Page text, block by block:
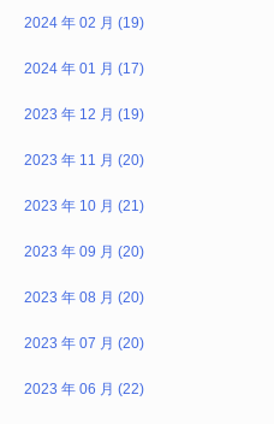
2024 年 02 月 (19)
2024 年 01 月 (17)
2023 年 12 月 (19)
2023 年 11 月 (20)
2023 年 10 月 (21)
2023 年 09 月 (20)
2023 年 08 月 (20)
2023 年 07 月 (20)
2023 年 06 月 (22)